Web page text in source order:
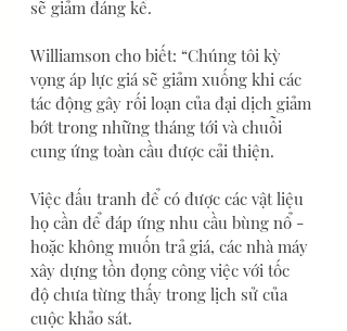
sẽ giảm đáng kể.
Williamson cho biết: “Chúng tôi kỳ
vọng áp lực giá sẽ giảm xuống khi các
tác động gây rối loạn của đại dịch giảm
bớt trong những tháng tới và chuỗi
cung ứng toàn cầu được cải thiện.
Việc đấu tranh để có được các vật liệu
họ cần để đáp ứng nhu cầu bùng nổ -
hoặc không muốn trả giá, các nhà máy
xây dựng tồn đọng công việc với tốc
độ chưa từng thấy trong lịch sử của
cuộc khảo sát.